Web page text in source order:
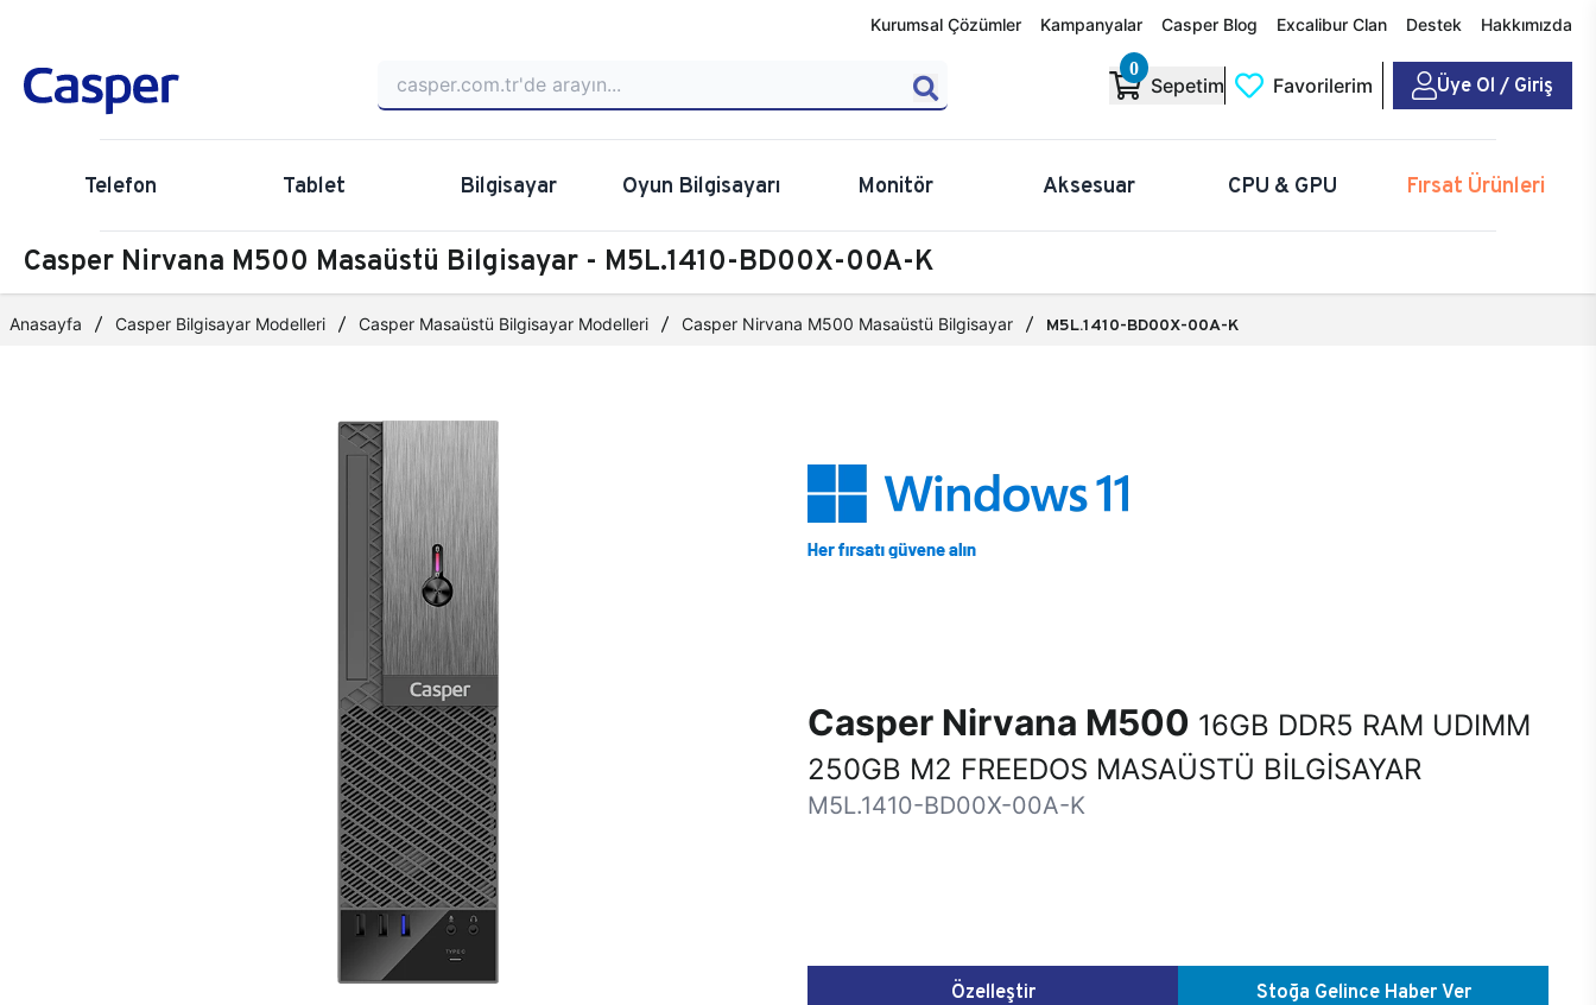
Kurumsal Çözümler Kampanyalar Casper Blog Excalibur Clan Destek Hakkımızda
0
Sepetim Favorilerim Üye Ol / Giriş
Telefon Tablet Bilgisayar Oyun Bilgisayarı Monitör Aksesuar CPU & GPU Fırsat Ürünleri
Casper Nirvana M500 Masaüstü Bilgisayar - M5L.1410-BD00X-00A-K
Anasayfa Casper Bilgisayar Modelleri Casper Masaüstü Bilgisayar Modelleri Casper Nirvana M500 Masaüstü Bilgisayar M5L.1410-BD00X-00A-K
Casper Nirvana M500 16GB DDR5 RAM UDIMM
250GB M2 FREEDOS MASAÜSTÜ BİLGİSAYAR
M5L.1410-BD00X-00A-K
Özelleştir Stoğa Gelince Haber Ver